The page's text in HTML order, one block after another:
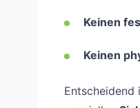
Keinen
Keinen